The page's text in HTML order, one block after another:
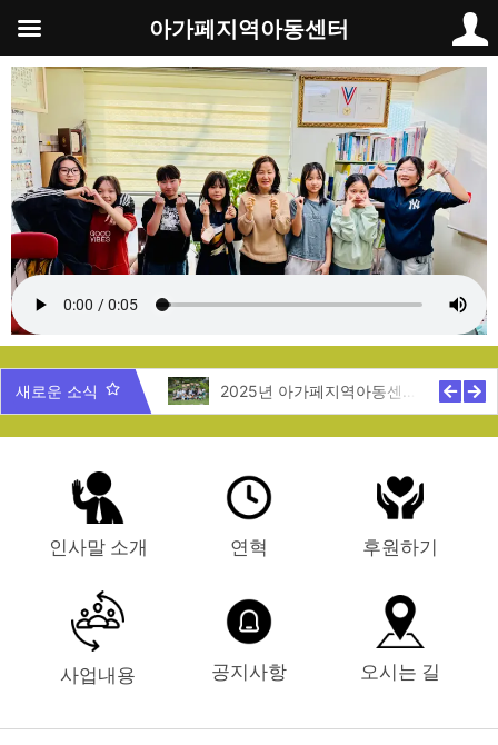
츠
로
건
너
뛰
기
새로운 소식
제주도 지역탐방
인사말 소개 연혁 후원하기
사업내용 공지사항 오시는 길
아가페지역아동센터